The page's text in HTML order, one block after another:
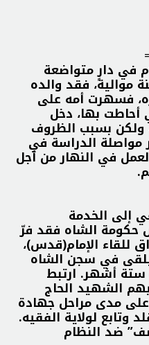
ولد الشهيد في عام 1954م في دارٍ متواضعة
موالية، فقد والده
فسهرت أمه على
أحاطت بها، دخل
ولكن بسبب الظروف
مواصلة الدراسة في
في النهار من أجل
إلى الخدمة
حكومة الشاه فقد فرّ
للقاء الإمام(قدس)،
في سجن الشاه
ستة أشهر. ارتبط
الشهيد الحاج
مدى مراحل جهادة
وتابع لولاية الفقيه.
ضد النظام